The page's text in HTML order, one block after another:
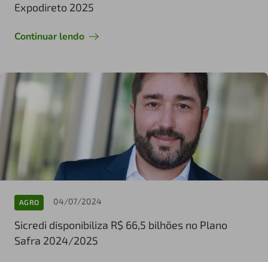
Expodireto 2025
Continuar lendo
AGRO 04/07/2024
Sicredi disponibiliza R$ 66,5 bilhões no Plano
Safra 2024/2025